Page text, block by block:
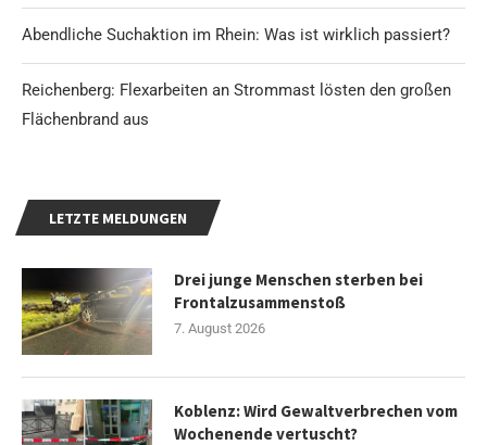
Abendliche Suchaktion im Rhein: Was ist wirklich passiert?
Reichenberg: Flexarbeiten an Strommast lösten den großen
Flächenbrand aus
LETZTE MELDUNGEN
Drei junge Menschen sterben bei
Frontalzusammenstoß
7. August 2026
Koblenz: Wird Gewaltverbrechen vom
Wochenende vertuscht?